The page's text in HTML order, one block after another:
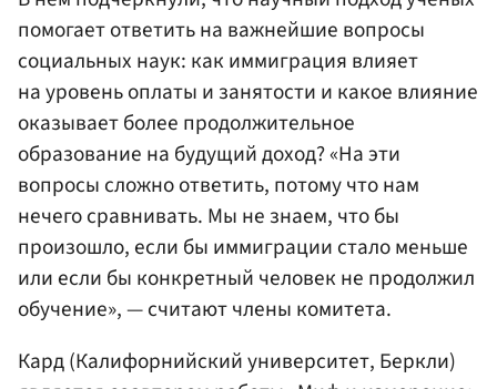
помогает ответить на важнейшие вопросы
социальных наук: как иммиграция влияет
на уровень оплаты и занятости и какое влияние
оказывает более продолжительное
образование на будущий доход? «На эти
вопросы сложно ответить, потому что нам
нечего сравнивать. Мы не знаем, что бы
произошло, если бы иммиграции стало меньше
или если бы конкретный человек не продолжил
обучение», — считают члены комитета.
Кард (Калифорнийский университет, Беркли)